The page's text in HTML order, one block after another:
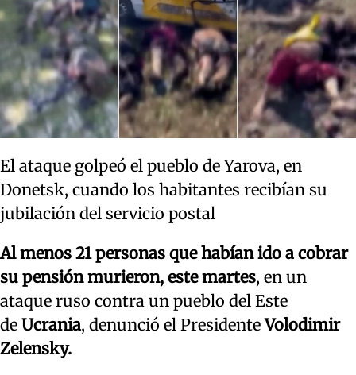
El ataque golpeó el pueblo de Yarova, en
Donetsk, cuando los habitantes recibían su
jubilación del servicio postal
Al menos 21 personas que habían ido a cobrar
su pensión murieron, este martes, en un
ataque ruso contra un pueblo del Este
de Ucrania, denunció el PresidenteVolodimir
Zelensky.